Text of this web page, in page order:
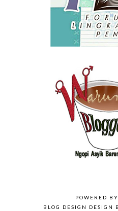
POWERED BY
BLOG DESIGN DESIGN